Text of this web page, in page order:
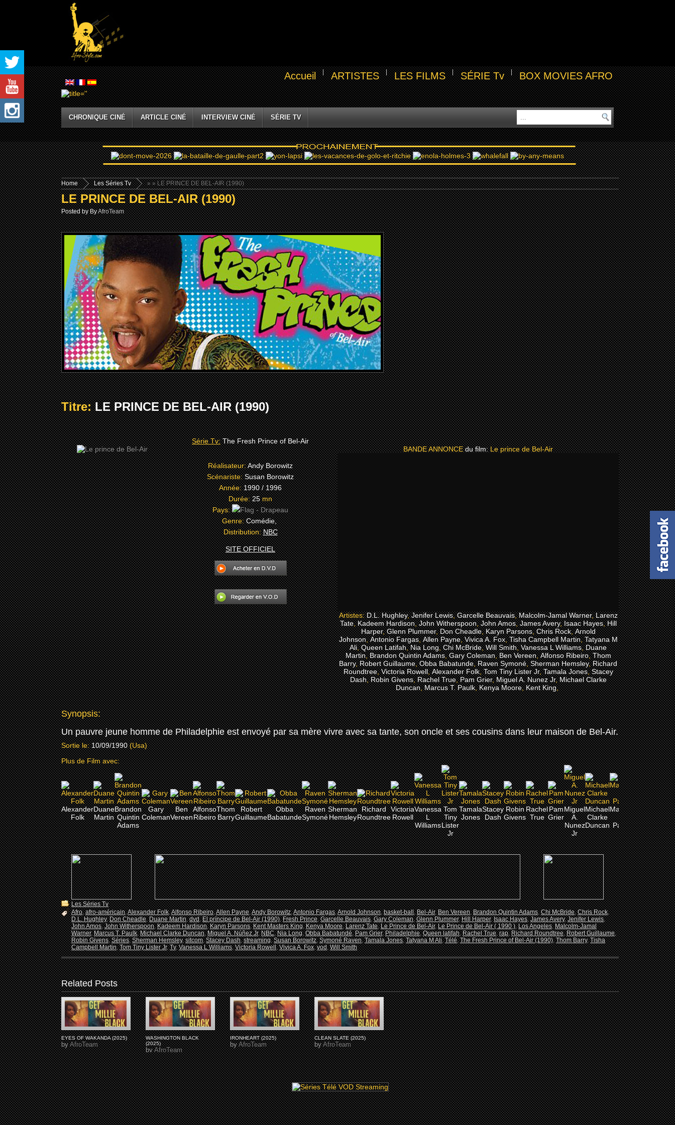
Accueil ARTISTES LES FILMS SÉRIE Tv BOX MOVIES AFRO
CHRONIQUE CINÉ ARTICLE CINÉ INTERVIEW CINÉ SÉRIE TV
Home »
Les Séries Tv » LE PRINCE DE BEL-AIR (1990)
LE PRINCE DE BEL-AIR (1990)
Posted by ByAfroTeam
Titre:LE PRINCE DE BEL-AIR (1990)
Série Tv: The Fresh Prince of Bel-Air
Réalisateur:Andy Borowitz
Scénariste:Susan Borowitz
Année:1990 / 1996
Durée:25mn
Pays:
Genre:Comédie,
Distribution:NBC
SITE OFFICIEL
BANDE ANNONCE du film: Le prince de Bel-Air
Artistes:D.L. Hughley,Jenifer Lewis,Garcelle Beauvais,Malcolm-Jamal Warner,Larenz
Tate,Kadeem Hardison,John Witherspoon,John Amos,James Avery,Isaac Hayes,Hill
Harper,Glenn Plummer,Don Cheadle,Karyn Parsons,Chris Rock,Arnold
Johnson,Antonio Fargas,Allen Payne,Vivica A. Fox,Tisha Campbell Martin,Tatyana M
Ali,Queen Latifah,Nia Long,Chi McBride,Will Smith,Vanessa L Williams,Duane
Martin,Brandon Quintin Adams,Gary Coleman,Ben Vereen,Alfonso Ribeiro,Thom
Barry,Robert Guillaume,Obba Babatunde,Raven Symoné,Sherman Hemsley,Richard
Roundtree,Victoria Rowell,Alexander Folk,Tom Tiny Lister Jr,Tamala Jones,Stacey
Dash,Robin Givens,Rachel True,Pam Grier,Miguel A. Nunez Jr,Michael Clarke
Duncan,Marcus T. Paulk,Kenya Moore,Kent King,
Synopsis:
Un pauvre jeune homme de Philadelphie est envoyé par sa mère vivre avec sa tante, son oncle et ses cousins dans leur maison de Bel-Air.
Sortie le: 10/09/1990 (Usa)
Plus de Film avec:
Alexander
Folk
Duane
Martin
Brandon
Quintin
Adams
Gary
Coleman
Ben
Vereen
Alfonso
Ribeiro
Thom
Barry
Robert
Guillaume
Obba
Babatunde
Raven
Symoné
Sherman
Hemsley
Richard
Roundtree
Victoria
Rowell
Vanessa
L
Williams
Tom
Tiny
Lister
Jr
Tamala
Jones
Stacey
Dash
Robin
Givens
Rachel
True
Pam
Grier
Miguel
A.
Nunez
Jr
Michael
Clarke
Duncan
Marcus
T.
Paulk
Kenya
Moore
Kent
King
Les Séries Tv
Afro,afro-américain,Alexander Folk,Alfonso Ribeiro,Allen Payne,Andy Borowitz,Antonio Fargas,Arnold Johnson,basket-ball,Bel-Air,Ben Vereen,Brandon Quintin Adams,Chi McBride,Chris Rock,
D.L. Hughley,Don Cheadle,Duane Martin,dvd,El príncipe de Bel-Air (1990),Fresh Prince,Garcelle Beauvais,Gary Coleman,Glenn Plummer,Hill Harper,Isaac Hayes,James Avery,Jenifer Lewis,
John Amos,John Witherspoon,Kadeem Hardison,Karyn Parsons,Kent Masters King,Kenya Moore,Larenz Tate,Le Prince de Bel-Air,Le Prince de Bel-Air ( 1990 ),Los Angeles,Malcolm-Jamal
Warner,Marcus T. Paulk,Michael Clarke Duncan,Miguel A. Núñez Jr,NBC,Nia Long,Obba Babatundé,Pam Grier,Philadelphie,Queen latifah,Rachel True,rap,Richard Roundtree,Robert Guillaume,
Robin Givens,Séries,Sherman Hemsley,sitcom,Stacey Dash,streaming,Susan Borowitz,Symoné Raven,Tamala Jones,Tatyana M Ali,Télé,The Fresh Prince of Bel-Air (1990),Thom Barry,Tisha
Campbell Martin,Tom Tiny Lister Jr,Tv,Vanessa L Williams,Victoria Rowell,Vivica A. Fox,vod,Will Smith
Related Posts
EYES OF WAKANDA (2025)
byAfroTeam
WASHINGTON BLACK
(2025)
byAfroTeam
IRONHEART (2025)
byAfroTeam
CLEAN SLATE (2025)
byAfroTeam